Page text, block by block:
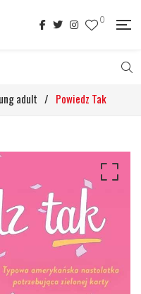
0
adult / Powiedz Tak